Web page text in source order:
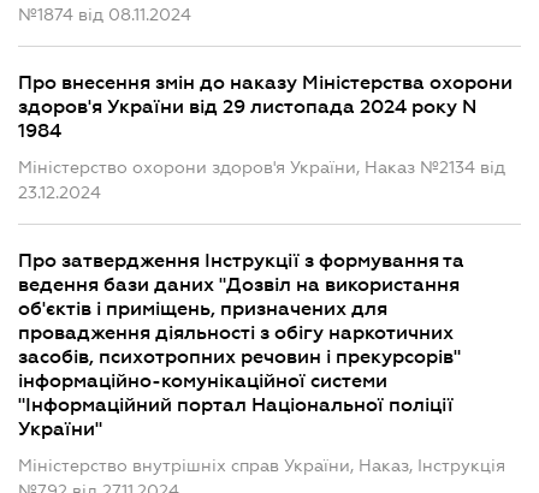
№1874 від 08.11.2024
Про внесення змін до наказу Міністерства охорони
здоров'я України від 29 листопада 2024 року N
1984
Міністерство охорони здоров'я України, Наказ №2134 від
23.12.2024
Про затвердження Інструкції з формування та
ведення бази даних "Дозвіл на використання
об'єктів і приміщень, призначених для
провадження діяльності з обігу наркотичних
засобів, психотропних речовин і прекурсорів"
інформаційно-комунікаційної системи
"Інформаційний портал Національної поліції
України"
Міністерство внутрішніх справ України, Наказ, Інструкція